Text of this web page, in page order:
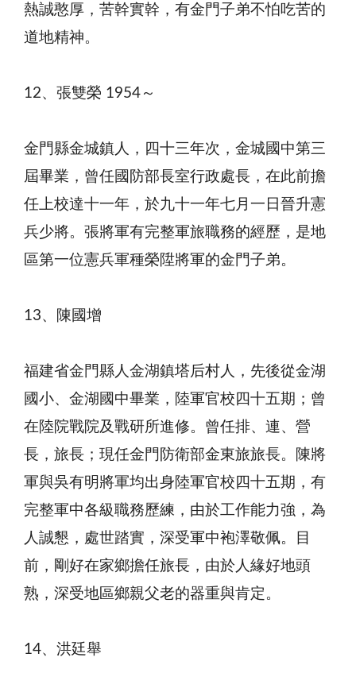
熱誠憨厚，苦幹實幹，有金門子弟不怕吃苦的
道地精神。
12、張雙榮 1954～
金門縣金城鎮人，四十三年次，金城國中第三
屆畢業，曾任國防部長室行政處長，在此前擔
任上校達十一年，於九十一年七月一日晉升憲
兵少將。張將軍有完整軍旅職務的經歷，是地
區第一位憲兵軍種榮陞將軍的金門子弟。
13、陳國增
福建省金門縣人金湖鎮塔后村人，先後從金湖
國小、金湖國中畢業，陸軍官校四十五期；曾
在陸院戰院及戰研所進修。曾任排、連、營
長，旅長；現任金門防衛部金東旅旅長。陳將
軍與吳有明將軍均出身陸軍官校四十五期，有
完整軍中各級職務歷練，由於工作能力強，為
人誠懇，處世踏實，深受軍中袍澤敬佩。目
前，剛好在家鄉擔任旅長，由於人緣好地頭
熟，深受地區鄉親父老的器重與肯定。
14、洪廷舉